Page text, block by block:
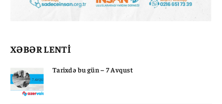
XƏBƏR LENTİ
Tarixdə bu gün – 7 Avqust